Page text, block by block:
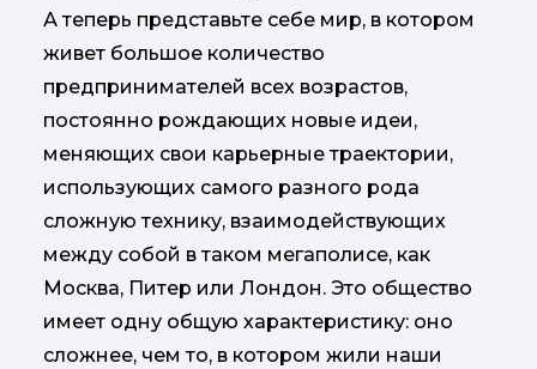
А теперь представьте себе мир, в котором
живет большое количество
предпринимателей всех возрастов,
постоянно рождающих новые идеи,
меняющих свои карьерные траектории,
использующих самого разного рода
сложную технику, взаимодействующих
между собой в таком мегаполисе, как
Москва, Питер или Лондон. Это общество
имеет одну общую характеристику: оно
сложнее, чем то, в котором жили наши